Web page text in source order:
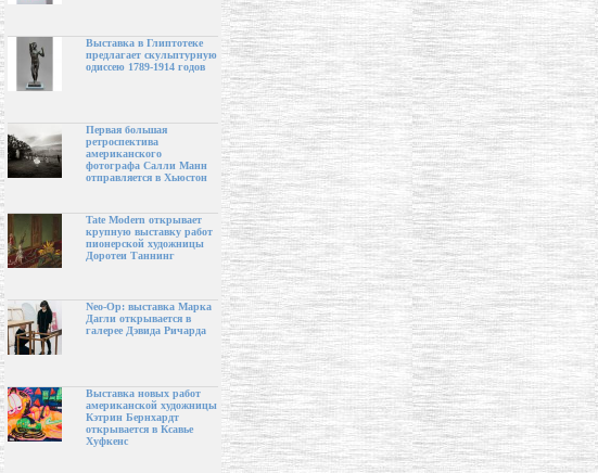
Выставка в Глиптотеке
предлагает скульптурную
одиссею 1789-1914 годов
Первая большая
ретроспектива
американского
фотографа Салли Манн
отправляется в Хьюстон
Tate Modern открывает
крупную выставку работ
пионерской художницы
Доротеи Таннинг
Neo-Op: выставка Марка
Дагли открывается в
галерее Дэвида Ричарда
Выставка новых работ
американской художницы
Кэтрин Бернхардт
открывается в Ксавье
Хуфкенс